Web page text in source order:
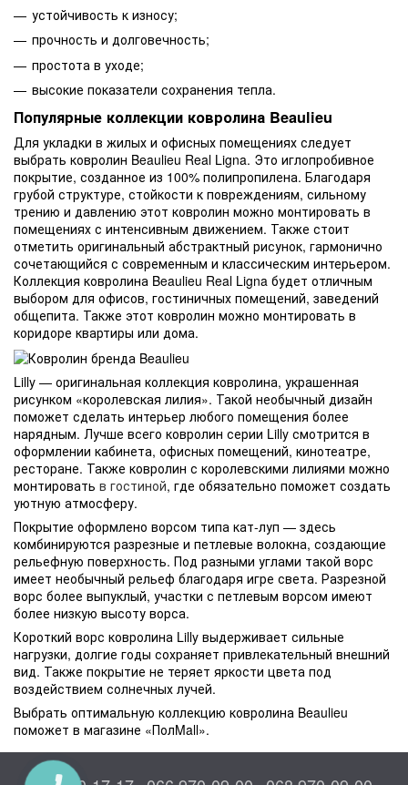
устойчивость к износу;
прочность и долговечность;
простота в уходе;
высокие показатели сохранения тепла.
Популярные коллекции ковролина Beaulieu
Для укладки в жилых и офисных помещениях следует
выбрать ковролин Beaulieu Real Ligna. Это иглопробивное
покрытие, созданное из 100% полипропилена. Благодаря
грубой структуре, стойкости к повреждениям, сильному
трению и давлению этот ковролин можно монтировать в
помещениях с интенсивным движением. Также стоит
отметить оригинальный абстрактный рисунок, гармонично
сочетающийся с современным и классическим интерьером.
Коллекция ковролина Beaulieu Real Ligna будет отличным
выбором для офисов, гостиничных помещений, заведений
общепита. Также этот ковролин можно монтировать в
коридоре квартиры или дома.
Lilly — оригинальная коллекция ковролина, украшенная
рисунком «королевская лилия». Такой необычный дизайн
поможет сделать интерьер любого помещения более
нарядным. Лучше всего ковролин серии Lilly смотрится в
оформлении кабинета, офисных помещений, кинотеатре,
ресторане. Также ковролин с королевскими лилиями можно
монтировать в гостиной, где обязательно поможет создать
уютную атмосферу.
Покрытие оформлено ворсом типа кат-луп — здесь
комбинируются разрезные и петлевые волокна, создающие
рельефную поверхность. Под разными углами такой ворс
имеет необычный рельеф благодаря игре света. Разрезной
ворс более выпуклый, участки с петлевым ворсом имеют
более низкую высоту ворса.
Короткий ворс ковролина Lilly выдерживает сильные
нагрузки, долгие годы сохраняет привлекательный внешний
вид. Также покрытие не теряет яркости цвета под
воздействием солнечных лучей.
Выбрать оптимальную коллекцию ковролина Beaulieu
поможет в магазине «ПолMall».